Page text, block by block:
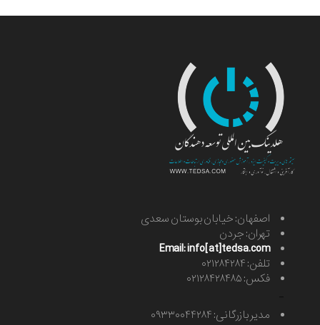
اصفهان: خیابان بوستان سعدی
تهران: جردن
Email: info[at]tedsa.com
تلفن: ۰۲۱۲۸۴۲۸۴
فکس: ۰۲۱۲۸۴۲۸۴۸۵
مدیر بازرگانی: ۰۹۳۳۰۰۴۴۲۸۴